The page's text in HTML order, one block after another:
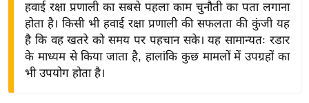
द्यो
हवाई रक्षा प्रणाली का सबसे पहला काम चुनौती का पता लगाना
होता है। किसी भी हवाई रक्षा प्रणाली की सफलता की कुंजी यह
है कि वह खतरे को समय पर पहचान सके। यह सामान्यतः रडार
के माध्यम से किया जाता है, हालांकि कुछ मामलों में उपग्रहों का
भी उपयोग होता है।